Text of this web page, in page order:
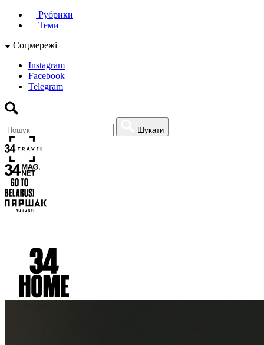
Рубрики
Теми
Соцмережі
Instagram
Facebook
Telegram
Шукати